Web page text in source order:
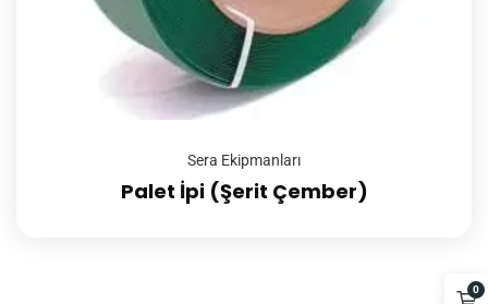
Sera Ekipmanları
Palet İpi (Şerit Çember)
0